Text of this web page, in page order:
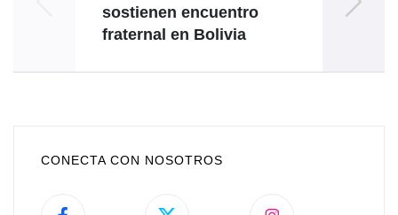
sostienen encuentro
fraternal en Bolivia
CONECTA CON NOSOTROS